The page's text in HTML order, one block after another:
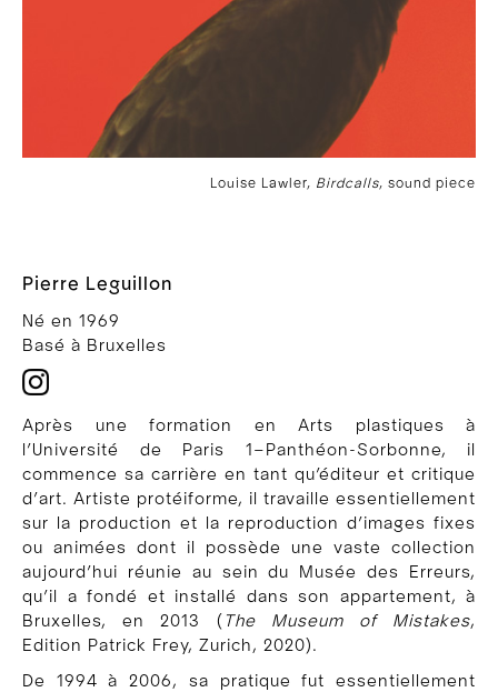
Louise Lawler, Birdcalls, sound piece
Pierre Leguillon
Né en 1969
Basé à Bruxelles
Après une formation en Arts plastiques à
l’Université de Paris 1–Panthéon-Sorbonne, il
commence sa carrière en tant qu’éditeur et critique
d’art. Artiste protéiforme, il travaille essentiellement
sur la production et la reproduction d’images fixes
ou animées dont il possède une vaste collection
aujourd’hui réunie au sein du Musée des Erreurs,
qu’il a fondé et installé dans son appartement, à
Bruxelles, en 2013 ( The Museum of Mistakes,
Edition Patrick Frey, Zurich, 2020).
De 1994 à 2006, sa pratique fut essentiellement